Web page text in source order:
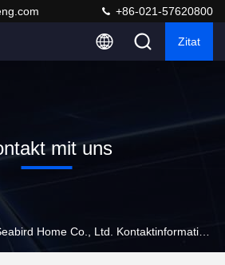
+86-021-57620800
Zitat
mit uns